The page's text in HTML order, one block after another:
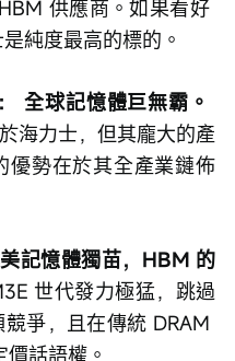
供應商。如果看好
純度最高的標的。
：
全球記憶體巨無霸。
海力士，但其龐大的產
優勢在於其全產業鏈佈
記憶體獨苗，HBM 的
世代發力極猛，跳過
爭，且在傳統 DRAM
話語權。